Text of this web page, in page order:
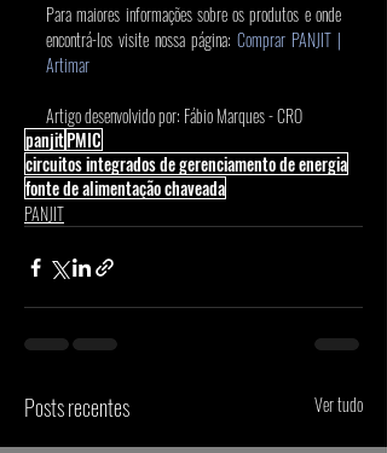
Para maiores informações sobre os produtos e onde
encontrá-los visite nossa página: Comprar PANJIT |
Artimar
Artigo desenvolvido por: Fábio Marques - CRO
panjitPMIC
circuitos integrados de gerenciamento de energia
fonte de alimentação chaveada
PANJIT
Posts recentes Ver tudo